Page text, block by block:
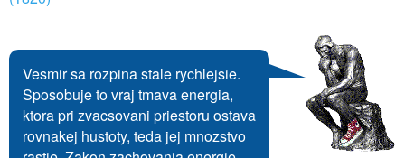
Vesmir sa rozpina stale rychlejsie.
Sposobuje to vraj tmava energia,
ktora pri zvacsovani priestoru ostava
rovnakej hustoty, teda jej mnozstvo